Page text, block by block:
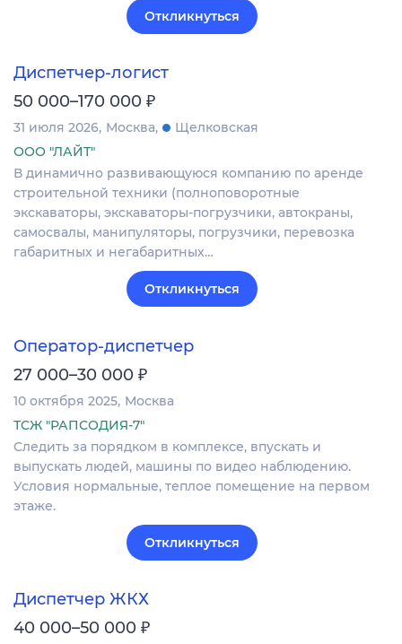
Откликнуться
Диспетчер-логист
50 000–170 000 ₽
31 июля 2026 Москва
Щелковская
ООО "ЛАЙТ"
В динамично развивающуюся компанию по аренде
строительной техники (полноповоротные
экскаваторы, экскаваторы-погрузчики, автокраны,
самосвалы, манипуляторы, погрузчики, перевозка
габаритных и негабаритных…
Откликнуться
Оператор-диспетчер
27 000–30 000 ₽
10 октября 2025 Москва
ТСЖ "РАПСОДИЯ-7"
Следить за порядком в комплексе, впускать и
выпускать людей, машины по видео наблюдению.
Условия нормальные, теплое помещение на первом
этаже.
Откликнуться
Диспетчер ЖКХ
40 000–50 000 ₽